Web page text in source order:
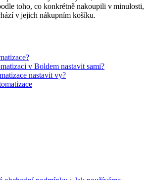
toho, co konkrétně nakoupili v minulosti,
v jejich nákupním košíku.
v Boldem nastavit sami?
nastavit vy?